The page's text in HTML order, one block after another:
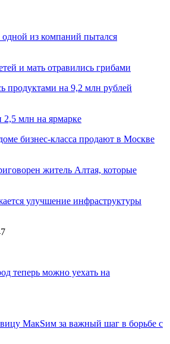
из компаний пытался
и мать отравились грибами
продуктами на 9,2 млн рублей
2,5 млн на ярмарке
бизнес-класса продают в Москве
житель Алтая, которые
улучшение инфраструктуры
теперь можно уехать на
МакSим за важный шаг в борьбе с